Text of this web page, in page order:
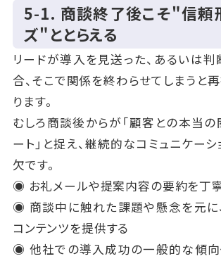
5‑1. 商談終了後こそ"信頼
ズ"ととらえる
リードが導入を見送った、あるいは
合、そこで関係を終わらせてしまうと
ります。
むしろ商談後からが「顧客との本当
ート」と捉え、継続的なコミュニケー
欠です。
◉ お礼メールや提案内容の要約を丁
◉ 商談中に触れた課題や懸念を元に
コンテンツを提供する
◉ 他社での導入成功の一般的な傾